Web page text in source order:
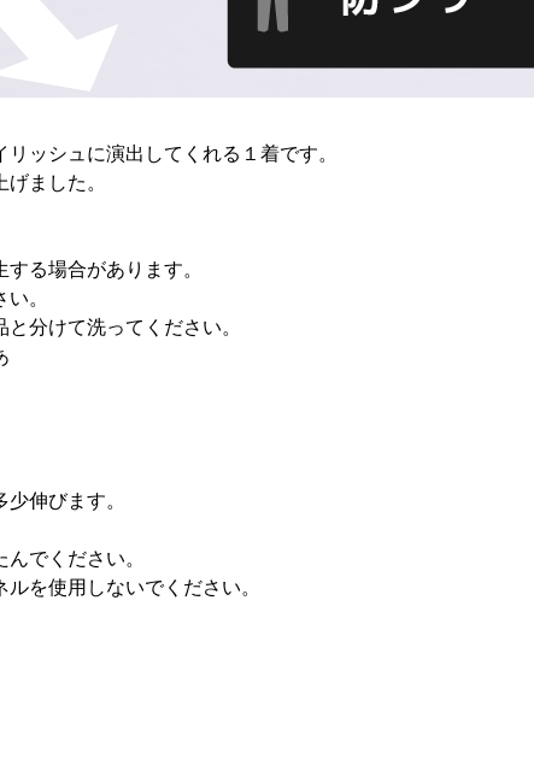
ッシュに演出してくれる１着です。
ました。
る場合があります。
。
分けて洗ってください。
伸びます。
でください。
を使用しないでください。